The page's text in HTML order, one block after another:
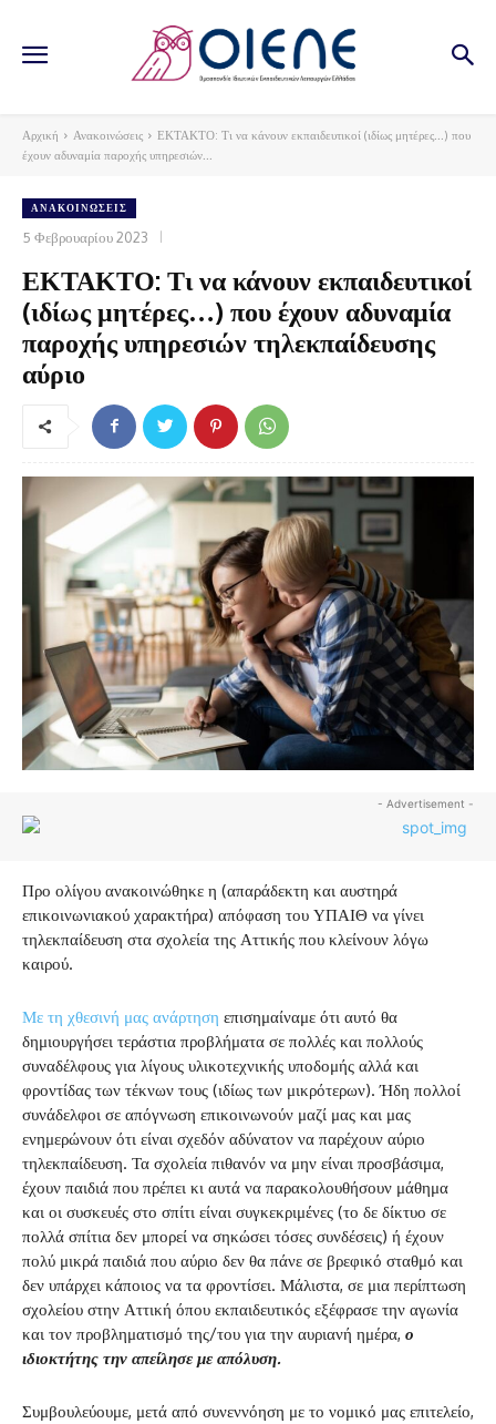
Αρχική Ανακοινώσεις
ΕΚΤΑΚΤΟ: Τι να κάνουν εκπαιδευτικοί (ιδίως μητέρες...) που
έχουν αδυναμία παροχής υπηρεσιών...
ΑΝΑΚΟΙΝΏΣΕΙΣ
5 Φεβρουαρίου 2023
ΕΚΤΑΚΤΟ: Τι να κάνουν εκπαιδευτικοί
(ιδίως μητέρες…) που έχουν αδυναμία
παροχής υπηρεσιών τηλεκπαίδευσης
αύριο
- Advertisement -
Προ ολίγου ανακοινώθηκε η (απαράδεκτη και αυστηρά
επικοινωνιακού χαρακτήρα) απόφαση του ΥΠΑΙΘ να γίνει
τηλεκπαίδευση στα σχολεία της Αττικής που κλείνουν λόγω
καιρού.
Με τη χθεσινή μας ανάρτηση επισημαίναμε ότι αυτό θα
δημιουργήσει τεράστια προβλήματα σε πολλές και πολλούς
συναδέλφους για λίγους υλικοτεχνικής υποδομής αλλά και
φροντίδας των τέκνων τους (ιδίως των μικρότερων). Ήδη πολλοί
συνάδελφοι σε απόγνωση επικοινωνούν μαζί μας και μας
ενημερώνουν ότι είναι σχεδόν αδύνατον να παρέχουν αύριο
τηλεκπαίδευση. Τα σχολεία πιθανόν να μην είναι προσβάσιμα,
έχουν παιδιά που πρέπει κι αυτά να παρακολουθήσουν μάθημα
και οι συσκευές στο σπίτι είναι συγκεκριμένες (το δε δίκτυο σε
πολλά σπίτια δεν μπορεί να σηκώσει τόσες συνδέσεις) ή έχουν
πολύ μικρά παιδιά που αύριο δεν θα πάνε σε βρεφικό σταθμό και
δεν υπάρχει κάποιος να τα φροντίσει. Μάλιστα, σε μια περίπτωση
σχολείου στην Αττική όπου εκπαιδευτικός εξέφρασε την αγωνία
και τον προβληματισμό της/του για την αυριανή ημέρα, ο
ιδιοκτήτης την απείλησε με απόλυση.
Συμβουλεύουμε, μετά από συνεννόηση με το νομικό μας επιτελείο,